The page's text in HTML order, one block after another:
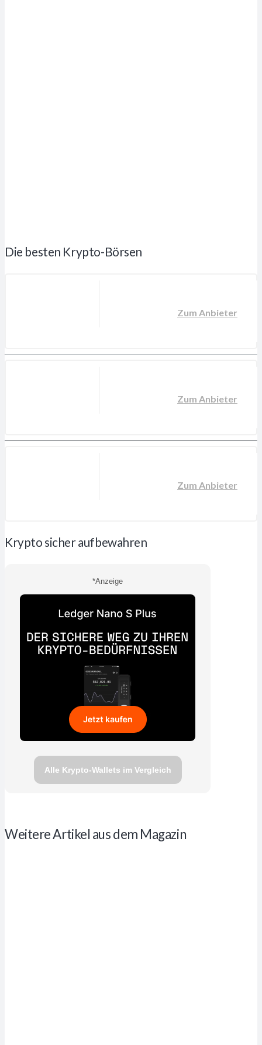
Die besten Krypto-Börsen
Zum Anbieter
Zum Anbieter
Zum Anbieter
Krypto sicher aufbewahren
*Anzeige
Alle Krypto-Wallets im Vergleich
Weitere Artikel aus dem Magazin